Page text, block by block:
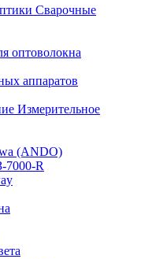
Сварочные
оптоволокна
аппаратов
Измерительное
(ANDO)
R